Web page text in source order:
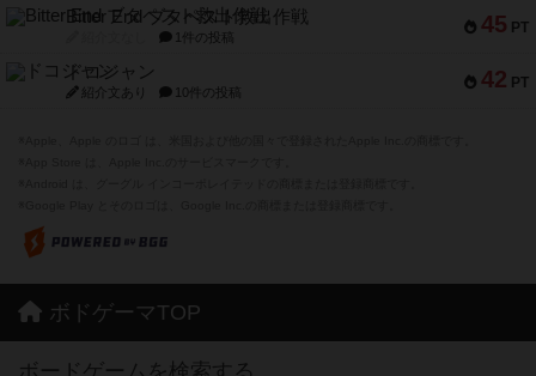
45 PT
Bitter End ブタペスト救出作戦
1件の投稿
42 PT
ドコジャン
紹介文あり 10件の投稿
ボドゲーマTOP